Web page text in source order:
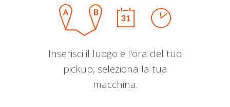
Inserisci il luogo e l'ora del tuo
pickup, seleziona la tua
macchina.